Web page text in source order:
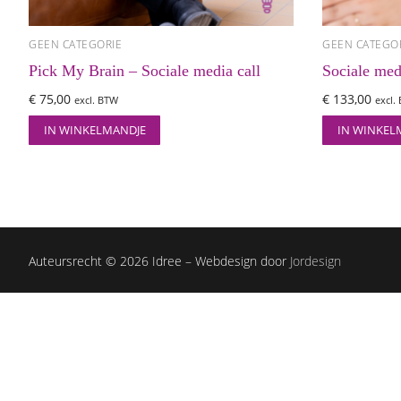
GEEN CATEGORIE
Pick My Brain – Sociale media call
€ 75,00 excl. BTW
IN WINKELMANDJE
GEEN
Sociale
€ 133,00 excl.
IN
Auteursrecht © 2026 Idree – Webdesign door Jordesign